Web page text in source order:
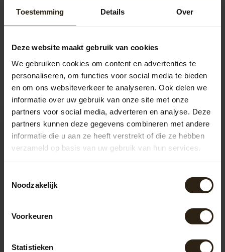
Toestemming Details Over
Deze website maakt gebruik van cookies
We gebruiken cookies om content en advertenties te
personaliseren, om functies voor social media te bieden
en om ons websiteverkeer te analyseren. Ook delen we
informatie over uw gebruik van onze site met onze
partners voor social media, adverteren en analyse. Deze
partners kunnen deze gegevens combineren met andere
informatie die u aan ze heeft verstrekt of die ze hebben
verzameld op basis van uw gebruik van hun services.
Noodzakelijk
Voorkeuren
Statistieken
Vragen over dit product?
Neem gerust contact op met onze klantenservice op
Recently viewed
Artikelcode: